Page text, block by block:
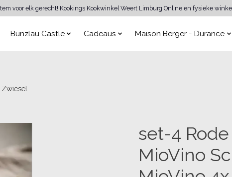
voor elk gerecht! Kookings Kookwinkel Weert Limburg Online en fysieke
Bunzlau Castle Cadeaus Maison Berger - Durance
set-4
MioVino